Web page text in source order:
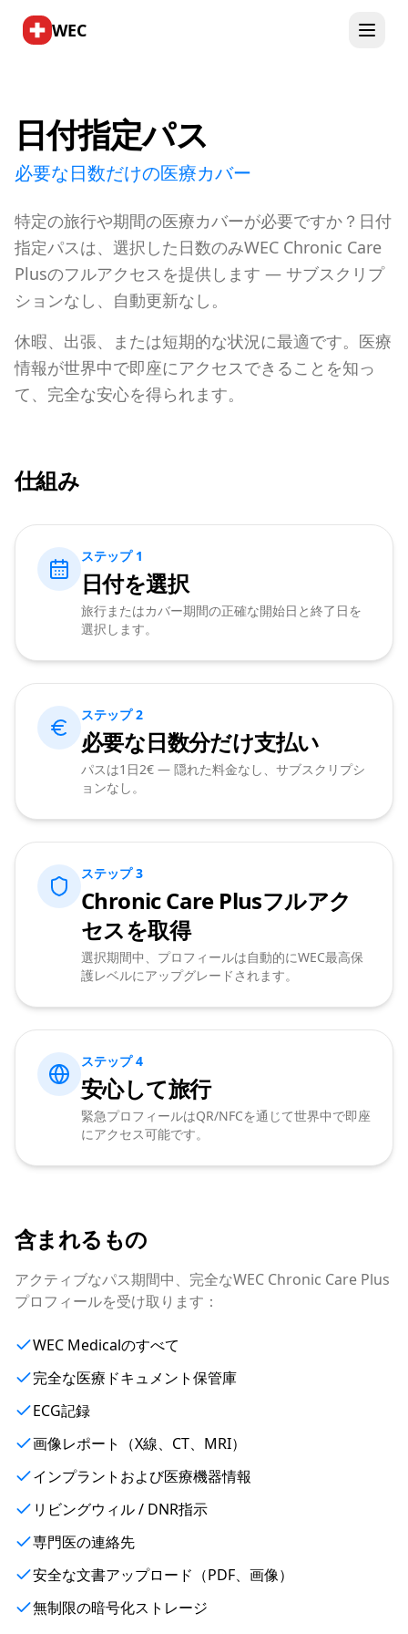
WEC
日付指定パス
必要な日数だけの医療カバー
特定の旅行や期間の医療カバーが必要ですか？日付
指定パスは、選択した日数のみWEC Chronic Care
Plusのフルアクセスを提供します — サブスクリプ
ションなし、自動更新なし。
休暇、出張、または短期的な状況に最適です。医療
情報が世界中で即座にアクセスできることを知っ
て、完全な安心を得られます。
仕組み
ステップ 1
日付を選択
旅行またはカバー期間の正確な開始日と終了日を
選択します。
ステップ 2
必要な日数分だけ支払い
パスは1日2€ — 隠れた料金なし、サブスクリプシ
ョンなし。
ステップ 3
Chronic Care Plusフルアク
セスを取得
選択期間中、プロフィールは自動的にWEC最高保
護レベルにアップグレードされます。
ステップ 4
安心して旅行
緊急プロフィールはQR/NFCを通じて世界中で即座
にアクセス可能です。
含まれるもの
アクティブなパス期間中、完全なWEC Chronic Care Plus
プロフィールを受け取ります：
WEC Medicalのすべて
完全な医療ドキュメント保管庫
ECG記録
画像レポート（X線、CT、MRI）
インプラントおよび医療機器情報
リビングウィル / DNR指示
専門医の連絡先
安全な文書アップロード（PDF、画像）
無制限の暗号化ストレージ